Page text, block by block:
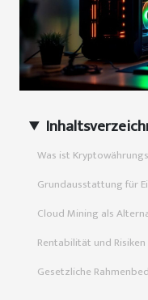
Was ist
Grundausstattung für
Cloud Mining als
Rentabilität und
Gesetzliche